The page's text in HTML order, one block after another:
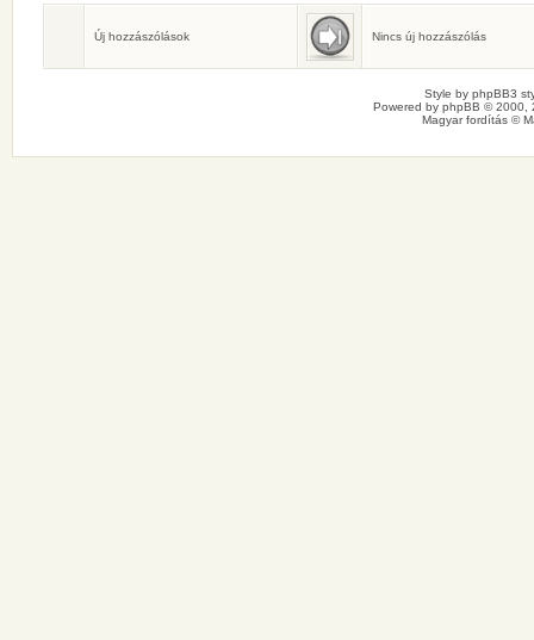
Születésnaposok
Ma senkinek sincs születésnapja.
Új hozzászólások Nincs új hozzászólás
Style by phpBB3
Powered by phpBB © 2000,
Magyar fordítás ©